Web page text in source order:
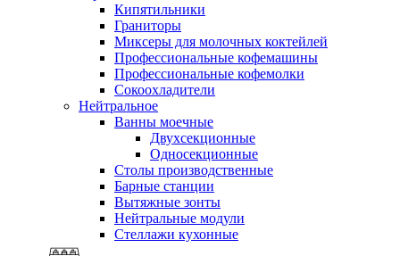
Кипятильники
Граниторы
Миксеры для молочных коктейлей
Профессиональные кофемашины
Профессиональные кофемолки
Сокоохладители
Нейтральное
Ванны моечные
Двухсекционные
Односекционные
Столы производственные
Барные станции
Вытяжные зонты
Нейтральные модули
Стеллажи кухонные